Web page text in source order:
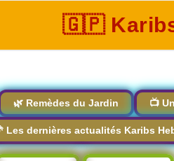
🇬🇵
🌿 Remèdes du Jardin 📺
Les dernières actualités Karibs